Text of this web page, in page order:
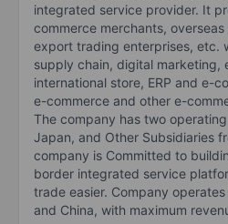
integrated service provider. It
commerce merchants,
export trading enterprises, etc.
supply chain, digital marketing,
international store, ERP and e-
e-commerce and other e-
The company has two
Japan, and Other Subsidiaries
company is Committed to
border integrated service
trade easier. Company
and China, with maximum